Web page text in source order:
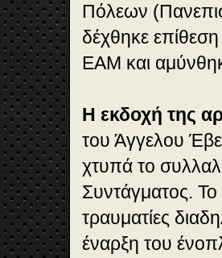
Πόλεων
δέχθηκε
ΕΑΜ και
Η εκδοχή της
του Άγγελου
χτυπά το
Συντάγματος.
τραυματίες
έναρξη του